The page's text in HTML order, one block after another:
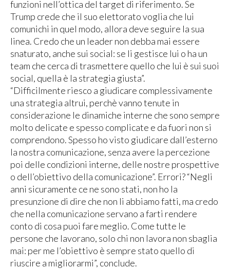
funzioni nell’ottica del target di riferimento. Se
Trump crede che il suo elettorato voglia che lui
comunichi in quel modo, allora deve seguire la sua
linea. Credo che un leader non debba mai essere
snaturato, anche sui social: se li gestisce lui o ha un
team che cerca di trasmettere quello che lui è sui suoi
social, quella è la strategia giusta”.
“Difficilmente riesco a giudicare complessivamente
una strategia altrui, perchè vanno tenute in
considerazione le dinamiche interne che sono sempre
molto delicate e spesso complicate e da fuori non si
comprendono. Spesso ho visto giudicare dall’esterno
la nostra comunicazione, senza avere la percezione
poi delle condizioni interne, delle nostre prospettive
o dell’obiettivo della comunicazione”. Errori? “Negli
anni sicuramente ce ne sono stati, non ho la
presunzione di dire che non li abbiamo fatti, ma credo
che nella comunicazione servano a farti rendere
conto di cosa puoi fare meglio. Come tutte le
persone che lavorano, solo chi non lavora non sbaglia
mai: per me l’obiettivo è sempre stato quello di
riuscire a migliorarmi”, conclude.